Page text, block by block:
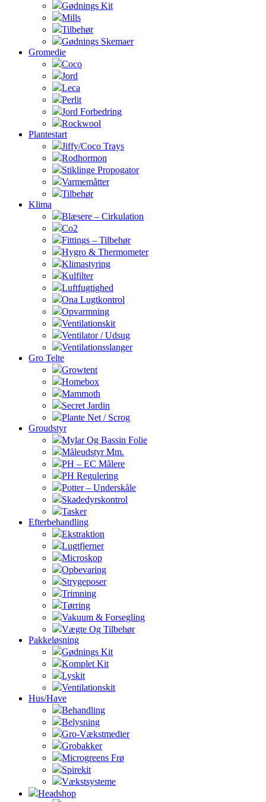
Gødnings Kit
Mills
Tilbehør
Gødnings Skemaer
Gromedie
Coco
Jord
Leca
Perlit
Jord Forbedring
Rockwool
Plantestart
Jiffy/Coco Trays
Rodhormon
Stiklinge Propogator
Varmemåtter
Tilbehør
Klima
Blæsere – Cirkulation
Co2
Fittings – Tilbehør
Hygro & Thermometer
Klimastyring
Kulfilter
Luftfugtighed
Ona Lugtkontrol
Opvarmning
Ventilationskit
Ventilator / Udsug
Ventilationsslanger
Gro Telte
Growtent
Homebox
Mammoth
Secret Jardin
Plante Net / Scrog
Groudstyr
Mylar Og Bassin Folie
Måleudstyr Mm.
PH – EC Målere
PH Regulering
Potter – Underskåle
Skadedyrskontrol
Tasker
Efterbehandling
Ekstraktion
Lugtfjerner
Microskop
Opbevaring
Strygeposer
Trimning
Tørring
Vakuum & Forsegling
Vægte Og Tilbehør
Pakkeløsning
Gødnings Kit
Komplet Kit
Lyskit
Ventilationskit
Hus/Have
Behandling
Belysning
Gro-Vækstmedier
Grobakker
Microgreens Frø
Spirekit
Vækstsysteme
Headshop